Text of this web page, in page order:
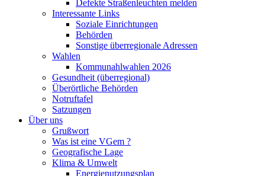
Defekte Straßenleuchten melden
Interessante Links
Soziale Einrichtungen
Behörden
Sonstige überregionale Adressen
Wahlen
Kommunahlwahlen 2026
Gesundheit (überregional)
Überörtliche Behörden
Notruftafel
Satzungen
Über uns
Grußwort
Was ist eine VGem ?
Geografische Lage
Klima & Umwelt
Energienutzungsplan